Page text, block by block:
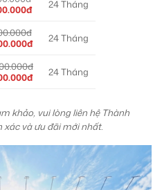
24 Tháng
24 Tháng
24 Tháng
khảo, vui lòng liên hệ Thành
và ưu đãi mới nhất.